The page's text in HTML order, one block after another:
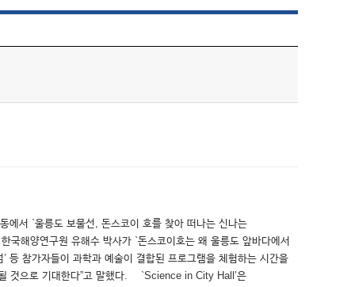
서 `울릉도 보물선, 돈스코이 호를 찾아 떠나는 신나는
해양연구원 유해수 박사가 `돈스코이호는 왜 울릉도 앞바다에서
등 참가자들이 과학과 예술이 결합된 프로그램을 체험하는 시간을
것으로 기대한다”고 말했다. `Science in City Hall’은